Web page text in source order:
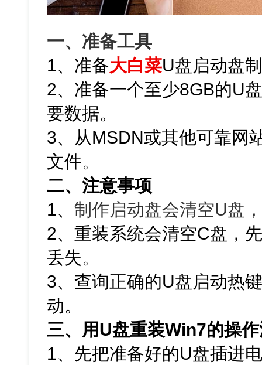
一、准备工具
1、准备大白菜U盘启动盘
2、准备一个至少8GB的U
要数据。
3、从MSDN或其他可靠网
文件。
二、注意事项
1、制作启动盘会清空U盘
2、重装系统会清空C盘，
丢失。
3、查询正确的U盘启动热
动。
三、用U盘重装Win7的操
1、先把准备好的U盘插进